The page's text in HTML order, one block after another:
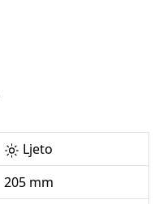
Ljeto
205 mm